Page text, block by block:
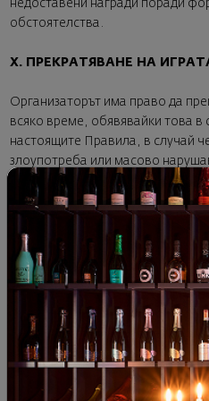
недоставени награди поради
обстоятелства.
X. ПРЕКРАТЯВАНЕ НА
Организаторът има право да
всяко време, обявявайки това в
настоящите Правила, в случай
злоупотреба или масово
Правилата, при възникване на
обстоятелства или по други
Ще бъдат дисквалифицирани
отговарят на условията за
и в случай на извършена от тях
недобросъвестно поведение,
фалшива онлайн идентичност
Правилата. При
правото на спечелена награда,
такава. В случай на
има право да отправи запитване
Организаторът следва да